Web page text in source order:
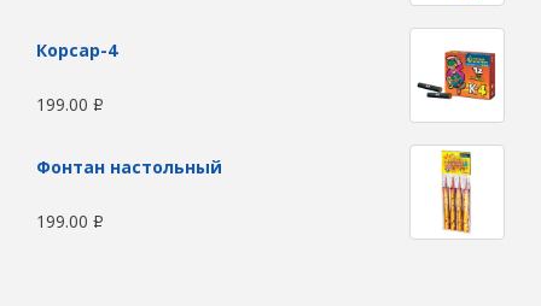
Корсар-4
199.00 Р
Фонтан настольный
199.00 Р